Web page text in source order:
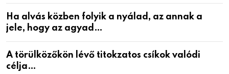
Ha alvás közben folyik a nyálad, az annak a
jele, hogy az agyad…
A törülközőkön lévő titokzatos csíkok valódi
célja…